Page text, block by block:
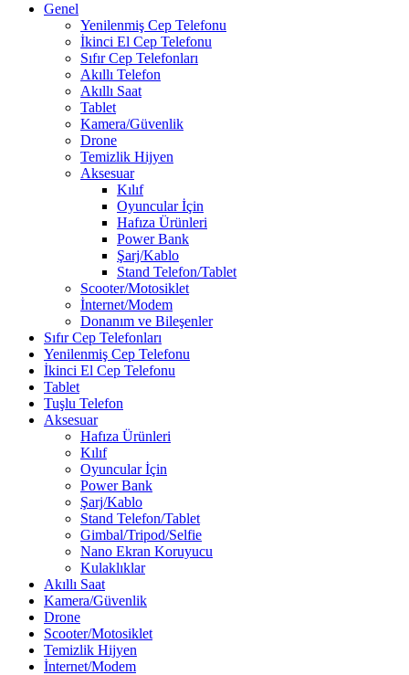
Genel
Yenilenmiş Cep Telefonu
İkinci El Cep Telefonu
Sıfır Cep Telefonları
Akıllı Telefon
Akıllı Saat
Tablet
Kamera/Güvenlik
Drone
Temizlik Hijyen
Aksesuar
Kılıf
Oyuncular İçin
Hafıza Ürünleri
Power Bank
Şarj/Kablo
Stand Telefon/Tablet
Scooter/Motosiklet
İnternet/Modem
Donanım ve Bileşenler
Sıfır Cep Telefonları
Yenilenmiş Cep Telefonu
İkinci El Cep Telefonu
Tablet
Tuşlu Telefon
Aksesuar
Hafıza Ürünleri
Kılıf
Oyuncular İçin
Power Bank
Şarj/Kablo
Stand Telefon/Tablet
Gimbal/Tripod/Selfie
Nano Ekran Koruyucu
Kulaklıklar
Akıllı Saat
Kamera/Güvenlik
Drone
Scooter/Motosiklet
Temizlik Hijyen
İnternet/Modem